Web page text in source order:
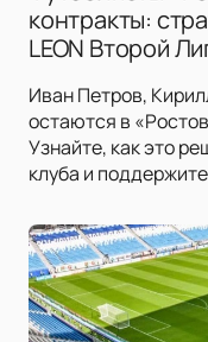
контракты:
LEON Второй
Иван Петров,
остаются в
Узнайте, как это
клуба и